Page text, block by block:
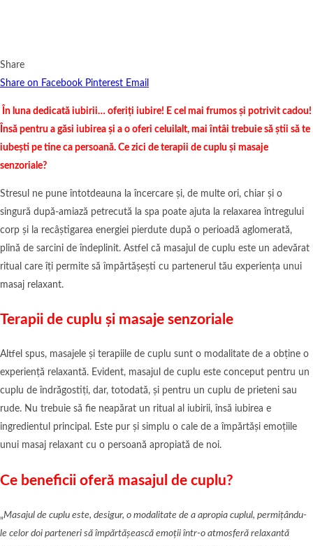
Share
Share on Facebook Pinterest Email
În luna dedicată iubirii… oferiți iubire! E cel mai frumos și potrivit cadou!
Însă pentru a găsi iubirea și a o oferi celuilalt, mai întâi trebuie să știi să te
iubești pe tine ca persoană. Ce zici de terapii de cuplu și masaje
senzoriale?
Stresul ne pune întotdeauna la încercare și, de multe ori, chiar și o
singură după-amiază petrecută la spa poate ajuta la relaxarea întregului
corp și la recâștigarea energiei pierdute după o perioadă aglomerată,
plină de sarcini de îndeplinit. Astfel că masajul de cuplu este un adevărat
ritual care îți permite să împărtășești cu partenerul tău experiența unui
masaj relaxant.
Terapii de cuplu și masaje senzoriale
Altfel spus, masajele și terapiile de cuplu sunt o modalitate de a obține o
experiență relaxantă. Evident, masajul de cuplu este conceput pentru un
cuplu de îndrăgostiți, dar, totodată, și pentru un cuplu de prieteni sau
rude. Nu trebuie să fie neapărat un ritual al iubirii, însă iubirea e
ingredientul principal. Este pur și simplu o cale de a împărtăși emoțiile
unui masaj relaxant cu o persoană apropiată de noi.
Ce beneficii oferă masajul de cuplu?
„Masajul de cuplu este, desigur, o modalitate de a apropia cuplul, permițându-
le celor doi parteneri să împărtășească emoții într-o atmosferă relaxantă